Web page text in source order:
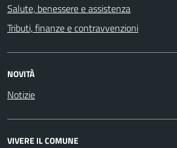
Salute, benessere e assistenza
Tributi, finanze e contravvenzioni
NOVITÀ
Notizie
VIVERE IL COMUNE